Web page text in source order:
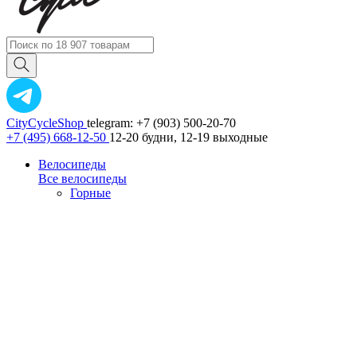
CityCycleShop telegram: +7 (903) 500-20-70
+7 (495) 668-12-50 12-20 будни, 12-19 выходные
Велосипеды
Все велосипеды
Горные